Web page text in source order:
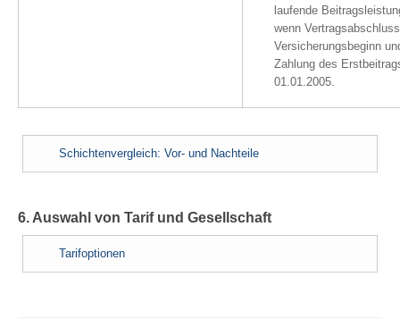
laufende
wenn
Versicherungsbeginn
Zahlung des
01.01.2005.
Schichtenvergleich: Vor- und Nachteile
6. Auswahl von Tarif und Gesellschaft
Tarifoptionen